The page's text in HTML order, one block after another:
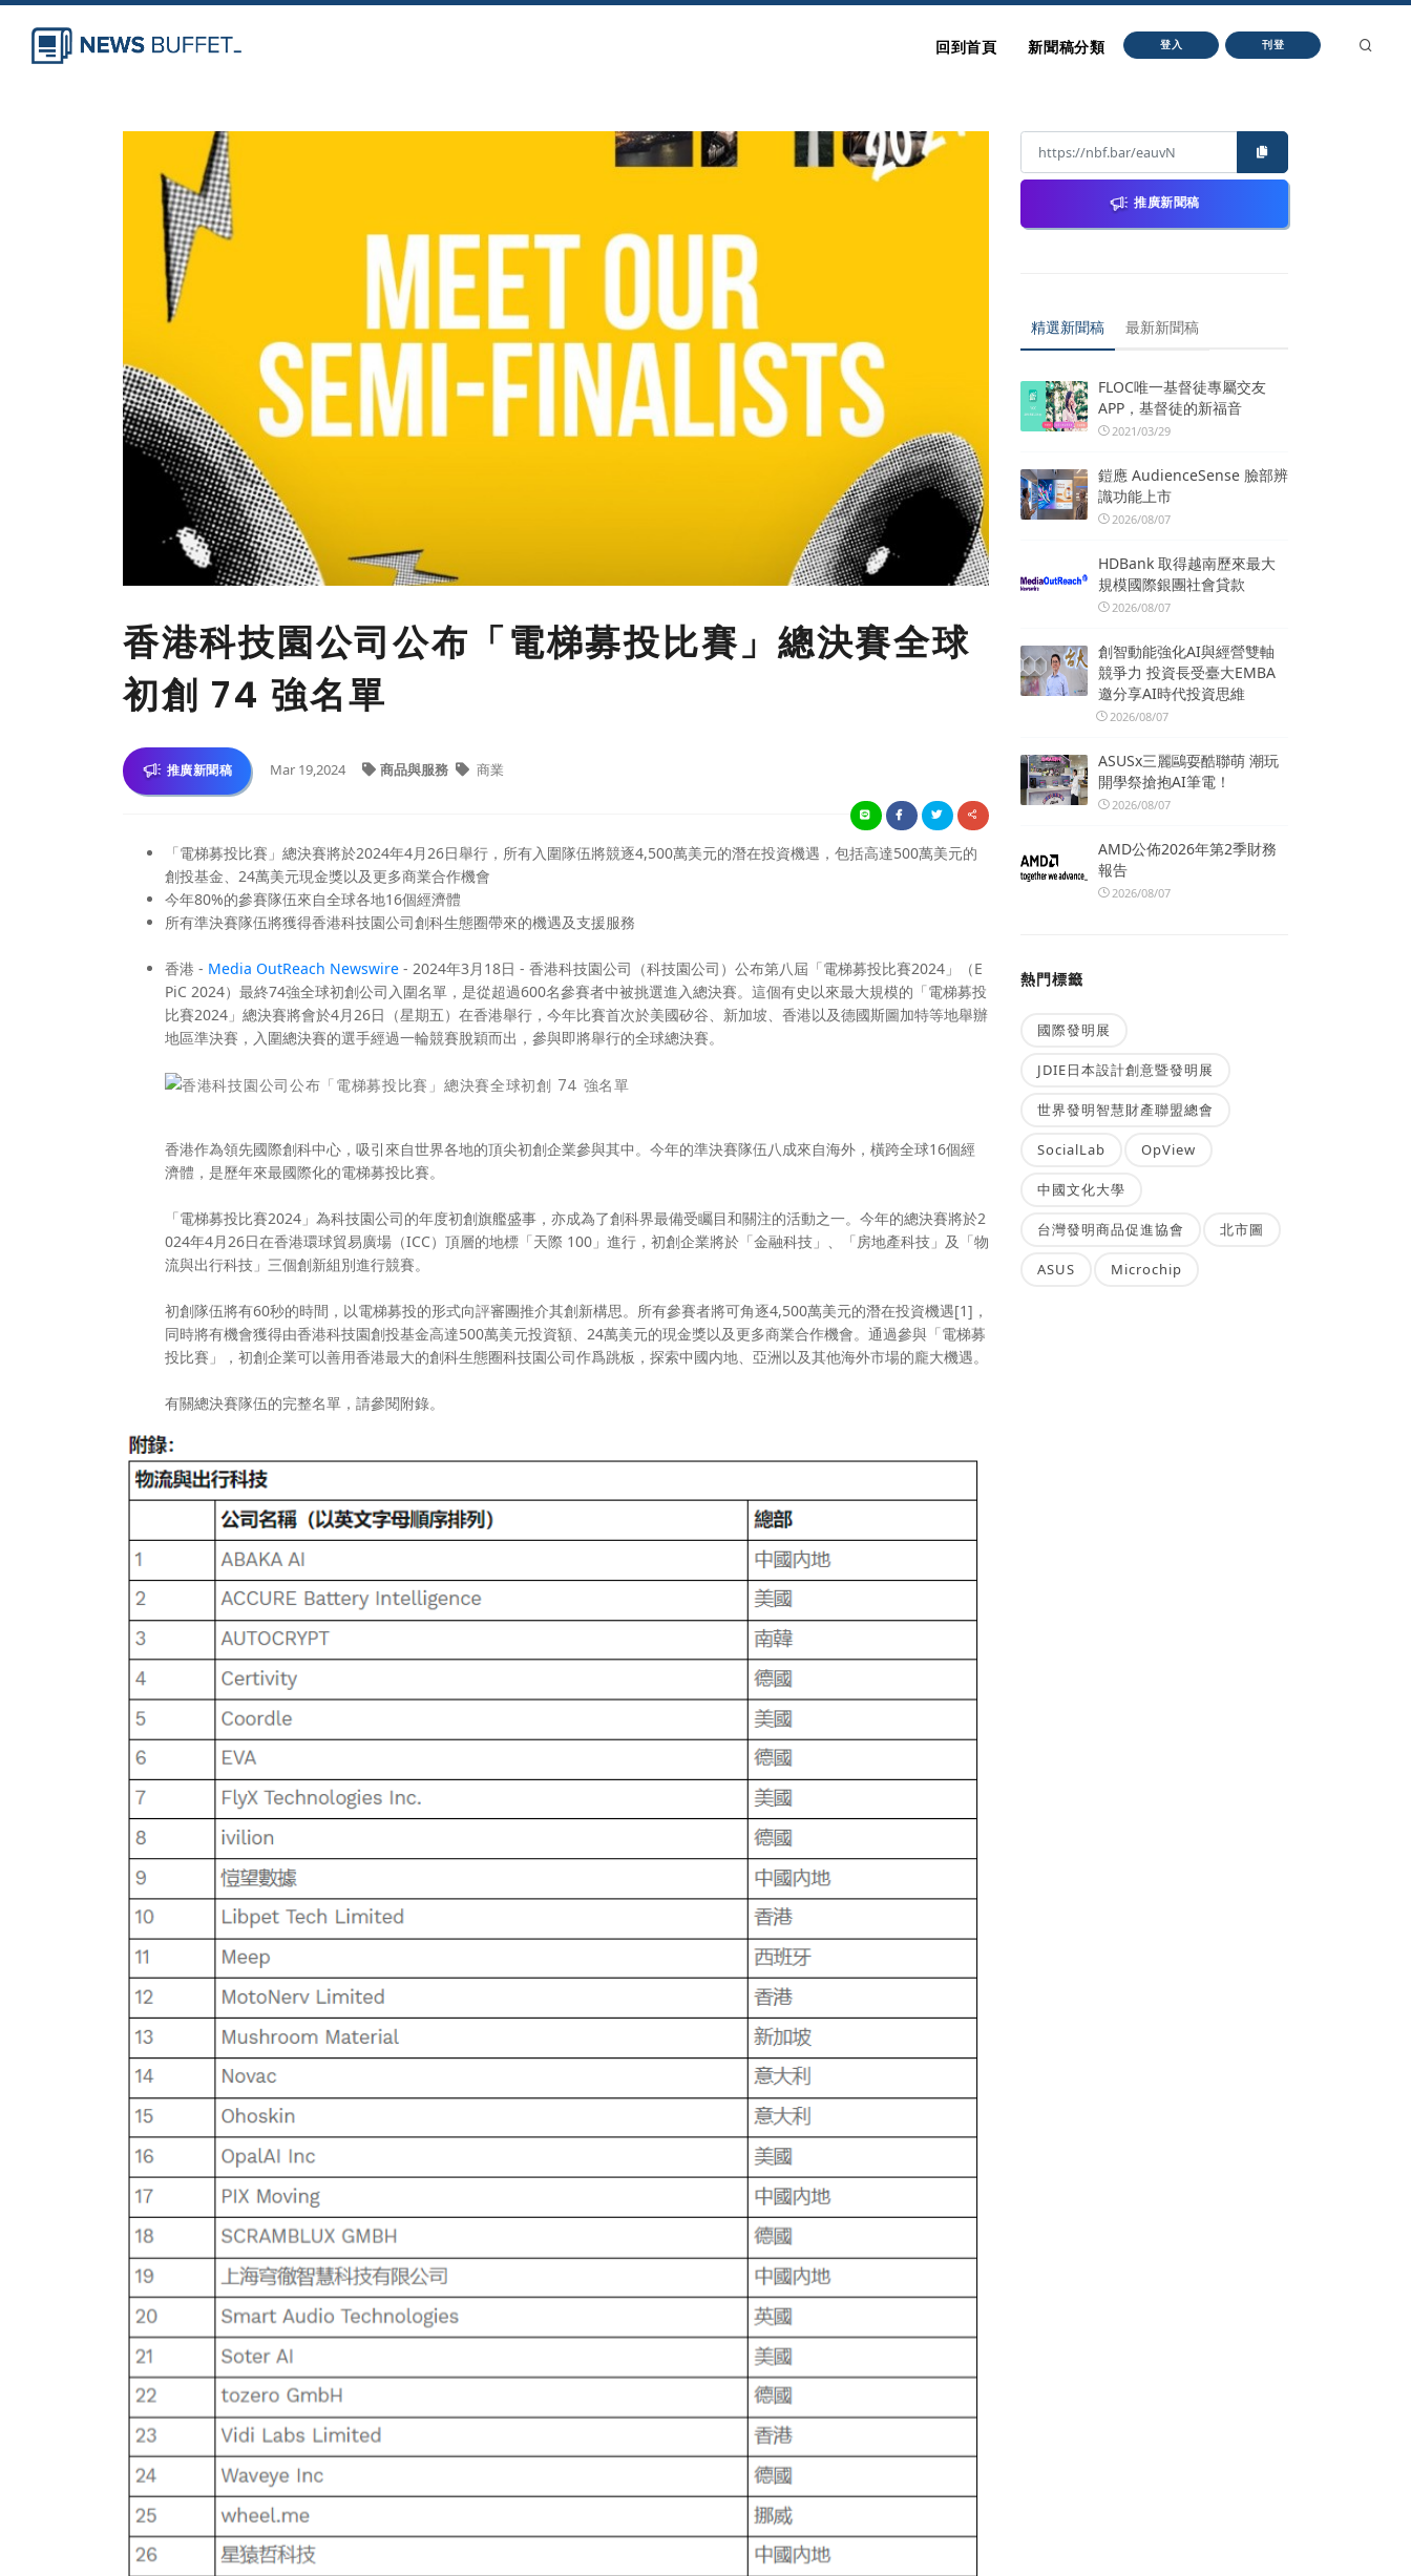
回到首頁 新聞稿分類 登入 刊登
香港科技園公司公布「電梯募投比賽」總決賽全球
初創 74 強名單
推廣新聞稿 Mar 19,2024 商品與服務 商業
「電梯募投比賽」總決賽將於2024年4月26日舉行，所有入圍隊伍將競逐4,500萬美元的潛在投資機遇，包括高達500萬美元的
創投基金、24萬美元現金獎以及更多商業合作機會
今年80%的參賽隊伍來自全球各地16個經濟體
所有準決賽隊伍將獲得香港科技園公司創科生態圈帶來的機遇及支援服務
香港 - Media OutReach Newswire - 2024年3月18日 - 香港科技園公司（科技園公司）公布第八屆「電梯募投比賽2024」（E
PiC 2024）最終74強全球初創公司入圍名單，是從超過600名參賽者中被挑選進入總決賽。這個有史以來最大規模的「電梯募投
比賽2024」總決賽將會於4月26日（星期五）在香港舉行，今年比賽首次於美國矽谷、新加坡、香港以及德國斯圖加特等地舉辦
地區準決賽，入圍總決賽的選手經過一輪競賽脫穎而出，參與即將舉行的全球總決賽。
香港作為領先國際創科中心，吸引來自世界各地的頂尖初創企業參與其中。今年的準決賽隊伍八成來自海外，橫跨全球16個經
濟體，是歷年來最國際化的電梯募投比賽。
「電梯募投比賽2024」為科技園公司的年度初創旗艦盛事，亦成為了創科界最備受矚目和關注的活動之一。今年的總決賽將於2
024年4月26日在香港環球貿易廣場（ICC）頂層的地標「天際 100」進行，初創企業將於「金融科技」、「房地產科技」及「物
流與出行科技」三個創新組別進行競賽。
初創隊伍將有60秒的時間，以電梯募投的形式向評審團推介其創新構思。所有參賽者將可角逐4,500萬美元的潛在投資機遇[1]，
同時將有機會獲得由香港科技園創投基金高達500萬美元投資額、24萬美元的現金獎以及更多商業合作機會。通過參與「電梯募
投比賽」，初創企業可以善用香港最大的創科生態圈科技園公司作爲跳板，探索中國内地、亞洲以及其他海外市場的龐大機遇。
有關總決賽隊伍的完整名單，請參閱附錄。
推廣新聞稿
精選新聞稿 最新新聞稿
FLOC唯一基督徒專屬交友
APP，基督徒的新福音
2021/03/29
鎧應 AudienceSense 臉部辨
識功能上市
2026/08/07
HDBank 取得越南歷來最大
規模國際銀團社會貸款
2026/08/07
創智動能強化AI與經營雙軸
競爭力 投資長受臺大EMBA
邀分享AI時代投資思維
2026/08/07
ASUSx三麗鷗耍酷聯萌 潮玩
開學祭搶抱AI筆電！
2026/08/07
AMD公佈2026年第2季財務
報告
2026/08/07
熱門標籤
國際發明展
JDIE日本設計創意暨發明展
世界發明智慧財產聯盟總會
SocialLab OpView
中國文化大學
台灣發明商品促進協會 北市圖
ASUS Microchip